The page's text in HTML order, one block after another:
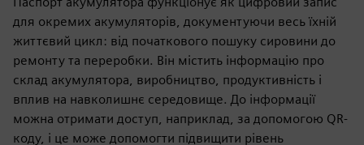
для окремих акумуляторів, документуючи весь їхній
життєвий цикл: від початкового пошуку сировини до
ремонту та переробки. Він містить інформацію про
склад акумулятора, виробництво, продуктивність і
вплив на навколишнє середовище. До інформації
можна отримати доступ, наприклад, за допомогою QR-
коду, і це може допомогти підвищити рівень